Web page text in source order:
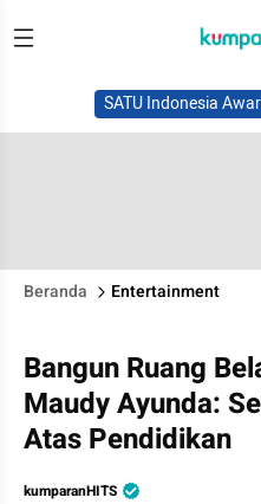
SATU Indonesia
Beranda Entertainment
Bangun Ruang
Maudy Ayunda:
Atas Pendidikan
kumparanHITS